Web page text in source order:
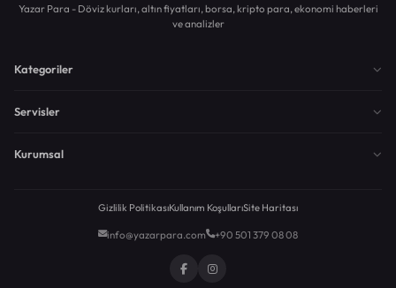
Yazar Para - Döviz kurları, altın fiyatları, borsa, kripto para, ekonomi haberleri
ve analizler
Kategoriler
Servisler
Kurumsal
Gizlilik PolitikasıKullanım KoşullarıSite Haritası
info@yazarpara.com +90 501 379 08 08